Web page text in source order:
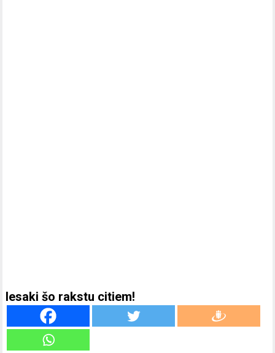
Iesaki šo rakstu citiem!